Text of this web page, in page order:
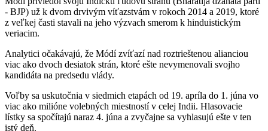
- BJP) už k dvom drvivým víťazstvám v rokoch 2014 a 2019, ktoré
z veľkej časti stavali na jeho výzvach smerom k hinduistickým
veriacim.
Analytici očakávajú, že Módí zvíťazí nad roztrieštenou alianciou
viac ako dvoch desiatok strán, ktoré ešte nevymenovali svojho
kandidáta na predsedu vlády.
Voľby sa uskutočnia v siedmich etapách od 19. apríla do 1. júna vo
viac ako milióne volebných miestností v celej Indii. Hlasovacie
lístky sa spočítajú naraz 4. júna a zvyčajne sa vyhlasujú ešte v ten
istý deň.